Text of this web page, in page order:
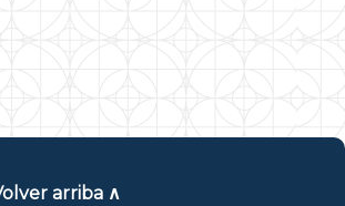
arriba ∧